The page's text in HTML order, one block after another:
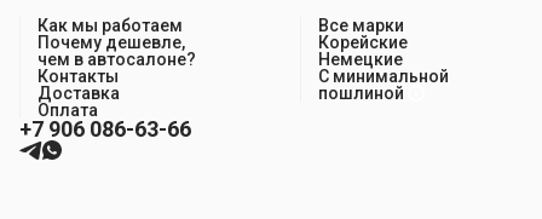
Как мы работаем
Почему дешевле,
чем в автосалоне?
Контакты
Доставка
Оплата
Все марки
Корейские
Немецкие
С минимальной
пошлиной
+7 906 086-63-66